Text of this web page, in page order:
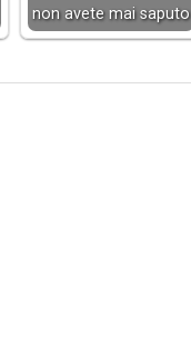
non avete mai saputo